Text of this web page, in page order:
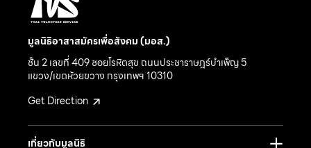
มูลนิธิอาสาสมัครเพื่อสังคม (มอส.)
ชั้น 2 เลขที่ 409 ซอยโรหิตสุข ถนนประชาราษฎร์บำเพ็ญ 5
แขวง/เขตห้วยขวาง กรุงเทพฯ 10310
Get Direction
เกี่ยวกับมูลนิธิ